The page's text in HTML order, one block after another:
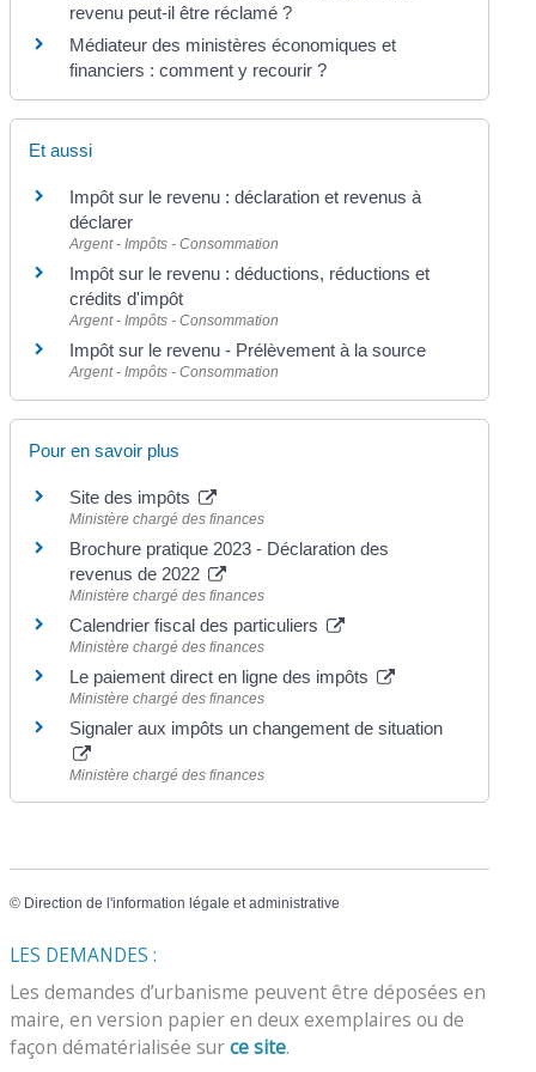
revenu peut-il être réclamé ?
Médiateur des ministères économiques et
financiers : comment y recourir ?
Et aussi
Impôt sur le revenu : déclaration et revenus à
déclarer
Argent - Impôts - Consommation
Impôt sur le revenu : déductions, réductions et
crédits d'impôt
Argent - Impôts - Consommation
Impôt sur le revenu - Prélèvement à la source
Argent - Impôts - Consommation
Pour en savoir plus
Site des impôts
Ministère chargé des finances
Brochure pratique 2023 - Déclaration des
revenus de 2022
Ministère chargé des finances
Calendrier fiscal des particuliers
Ministère chargé des finances
Le paiement direct en ligne des impôts
Ministère chargé des finances
Signaler aux impôts un changement de situation
Ministère chargé des finances
© Direction de l'information légale et administrative
LES DEMANDES :
Les demandes d’urbanisme peuvent être déposées en
maire, en version papier en deux exemplaires ou de
façon dématérialisée surce site.